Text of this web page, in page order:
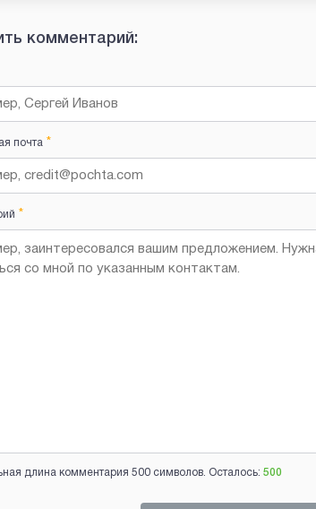
комментарий:
почта*
*
длина комментария 500 символов. Осталось: 500